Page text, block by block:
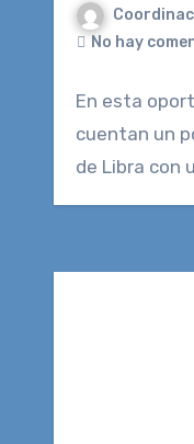
No hay
En esta
cuentan un
de Libra con